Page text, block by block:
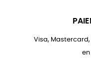
Visa,
en